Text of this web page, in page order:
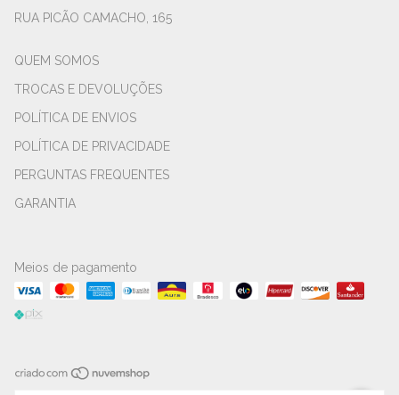
RUA PICÃO CAMACHO, 165
QUEM SOMOS
TROCAS E DEVOLUÇÕES
POLÍTICA DE ENVIOS
POLÍTICA DE PRIVACIDADE
PERGUNTAS FREQUENTES
GARANTIA
Meios de pagamento